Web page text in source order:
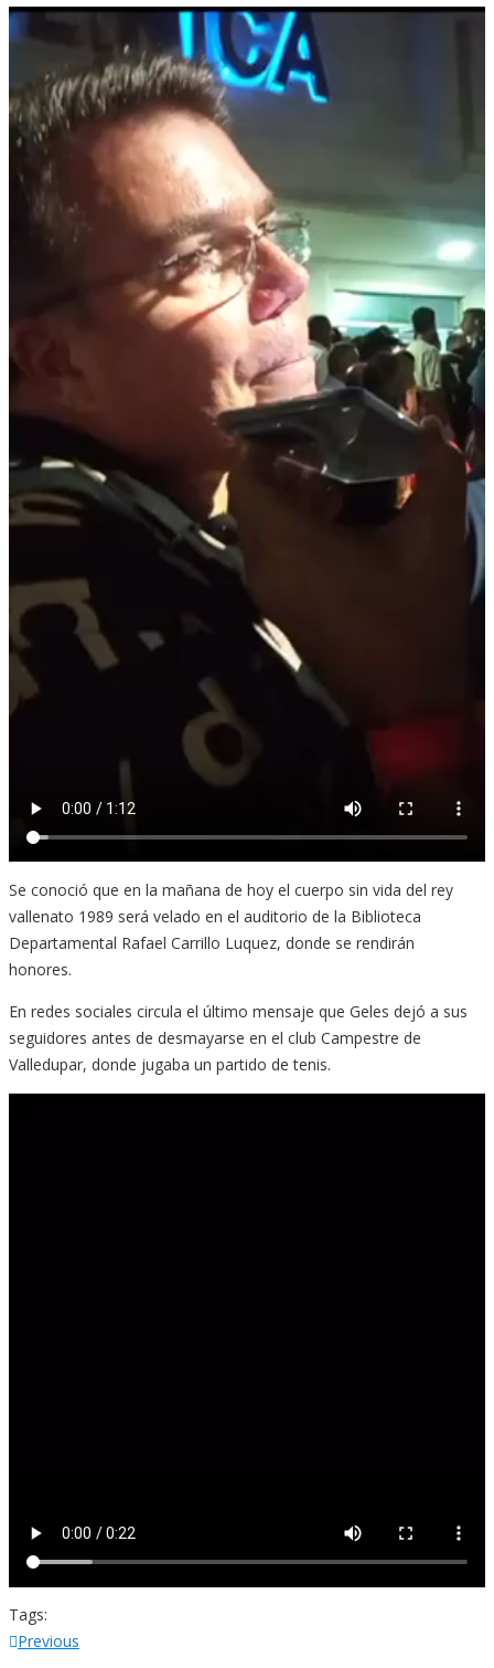
Se conoció que en la mañana de hoy el cuerpo sin vida del rey
vallenato 1989 será velado en el auditorio de la Biblioteca
Departamental Rafael Carrillo Luquez, donde se rendirán
honores.
En redes sociales circula el último mensaje que Geles dejó a sus
seguidores antes de desmayarse en el club Campestre de
Valledupar, donde jugaba un partido de tenis.
Tags:
Navegación
Previous